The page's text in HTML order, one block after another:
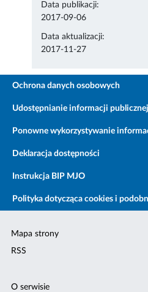
Data publikacji:
2017-09-06
Data aktualizacji:
2017-11-27
Ochrona danych osobowych
Udostępnianie informacji
Ponowne wykorzystywanie
Deklaracja dostępności
Instrukcja BIP MJO
Polityka dotycząca cookies i
Mapa strony
RSS
O serwisie